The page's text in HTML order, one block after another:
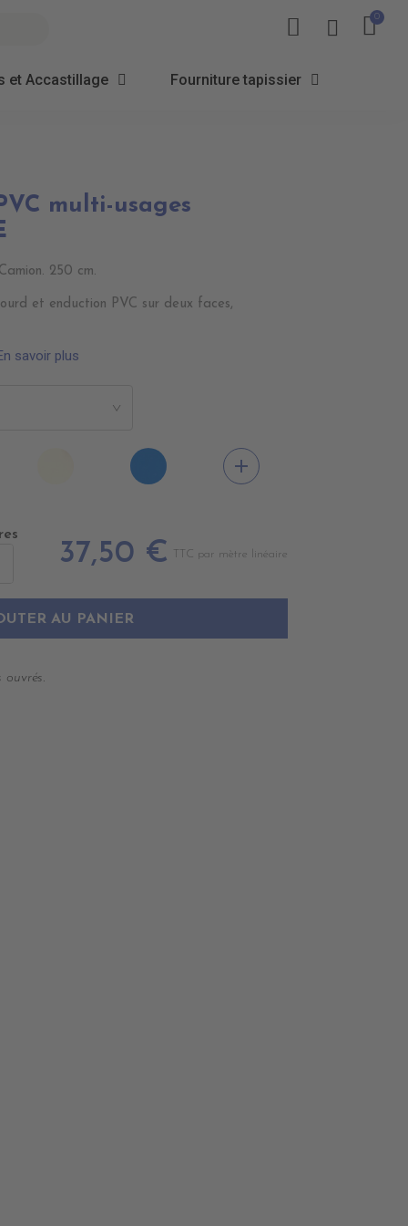
et Accastillage Fourniture tapissier
multi-usages
250 cm.
et enduction PVC sur deux faces,
savoir plus
>
BLEU
add
37,50 € TTC par mètre linéaire
AU PANIER